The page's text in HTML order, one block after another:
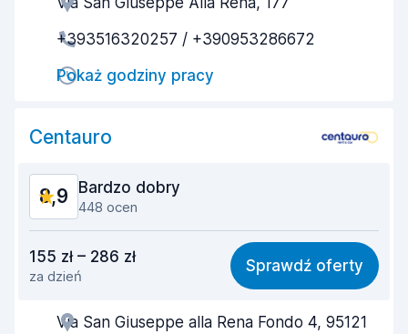
Szybkość odbioru
Szybkość zwrotu
+393516320257 / +390953286672
Pokaż godziny pracy
Centauro
8,9 Bardzo dobry
448 ocen
8,7
Łatwość znalezienia 8,6
Pomocność przedstawiciela 8,9
155 zł – 286 zł
za dzień
Sprawdź oferty
Via San Giuseppe alla Rena Fondo 4, 95121